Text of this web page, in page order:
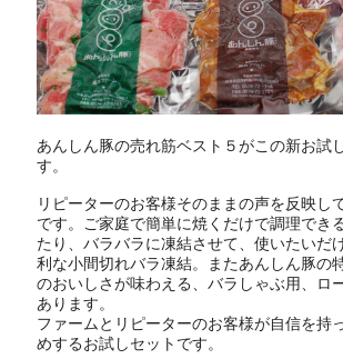
あんしん豚の売れ筋ベスト５がこの新お試
す。
リピーターのお客様そのままの声を反映し
です。ご家庭で簡単に焼くだけで調理でき
たり、バラバラに凍結させて、使いたいだ
利な小間切れバラ凍結。またあんしん豚の
のおいしさが味わえる、バラしゃぶ用、ロ
あります。
ファームとリピーターのお客様が自信を持
めするお試しセットです。